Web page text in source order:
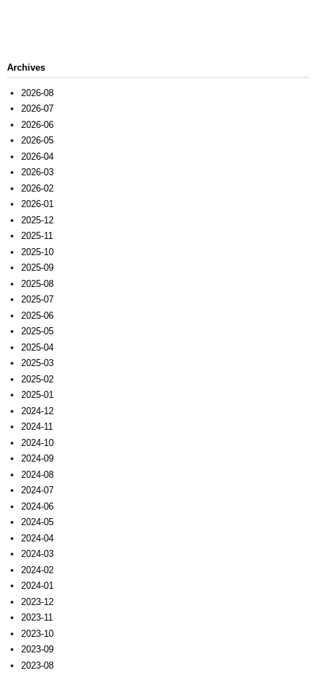
Archives
2026-08
2026-07
2026-06
2026-05
2026-04
2026-03
2026-02
2026-01
2025-12
2025-11
2025-10
2025-09
2025-08
2025-07
2025-06
2025-05
2025-04
2025-03
2025-02
2025-01
2024-12
2024-11
2024-10
2024-09
2024-08
2024-07
2024-06
2024-05
2024-04
2024-03
2024-02
2024-01
2023-12
2023-11
2023-10
2023-09
2023-08